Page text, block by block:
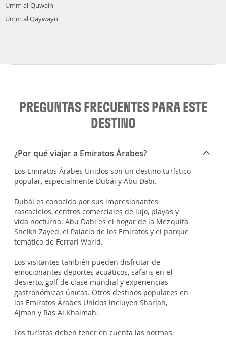
Umm al-Quwain
Umm al Qaywayn
PREGUNTAS FRECUENTES PARA ESTE
DESTINO
¿Por qué viajar a Emiratos Árabes?
Los Emiratos Árabes Unidos son un destino turístico
popular, especialmente Dubái y Abu Dabi.
Dubái es conocido por sus impresionantes
rascacielos, centros comerciales de lujo, playas y
vida nocturna. Abu Dabi es el hogar de la Mezquita
Sheikh Zayed, el Palacio de los Emiratos y el parque
temático de Ferrari World.
Los visitantes también pueden disfrutar de
emocionantes deportes acuáticos, safaris en el
desierto, golf de clase mundial y experiencias
gastronómicas únicas. Otros destinos populares en
los Emiratos Árabes Unidos incluyen Sharjah,
Ajman y Ras Al Khaimah.
Los turistas deben tener en cuenta las normas